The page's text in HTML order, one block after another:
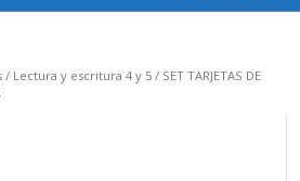
/ Lectura y escritura 4 y 5 / SET TARJETAS DE